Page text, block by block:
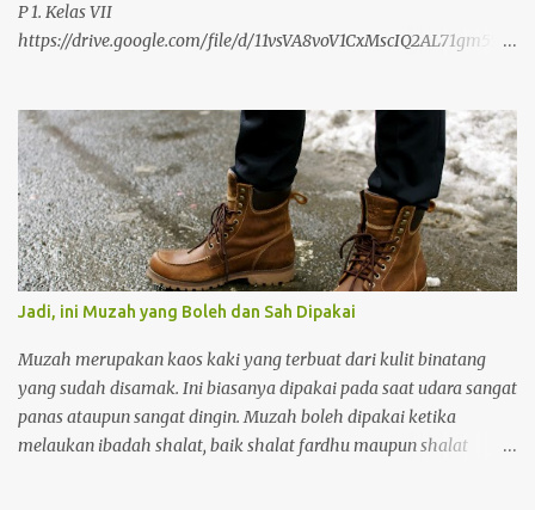
P 1. Kelas VII
https://drive.google.com/file/d/11vsVA8voV1CxMscIQ2AL71gm55ra
wlQ4I3/view?usp=drivesdk 3. Kelas IX
https://drive.google.com/file/d/12QBC7ym-
_zxZfbDMH0MRZk1cps8B4BJZ/view?usp=drivesdk Buku Aswaja
& Ke-NU-an Tingkat SLTA 1. Kelas X
https://drive.google.com/file/d/12Qzm1ZthsLht5I-
pimgboiGXLBwuUlMG/view?usp=drivesdk 2. Kelas XI
https://drive.google.com/file/d/12TgmO9XrIJ9fN7hlebLqydygScm
M2gAk/view?usp=drivesdk 3. Kelas XII
https://drive.google.com/file/d/12UFWibfVTp102fqpmJYLSUKVDS
Wouucq/view?usp=drivesdk https://t.me/nuchannels/26634
Jadi, ini Muzah yang Boleh dan Sah Dipakai
Muzah merupakan kaos kaki yang terbuat dari kulit binatang
yang sudah disamak. Ini biasanya dipakai pada saat udara sangat
panas ataupun sangat dingin. Muzah boleh dipakai ketika
melaukan ibadah shalat, baik shalat fardhu maupun shalat